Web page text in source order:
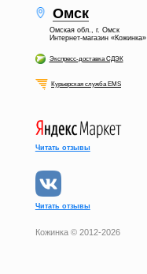
Омск
Омская обл., г. Омск
Интернет-магазин «Кожинка»
Экспресс-доставка СДЭК
Курьерская служба EMS
Читать отзывы
Читать отзывы
Кожинка © 2012-2026